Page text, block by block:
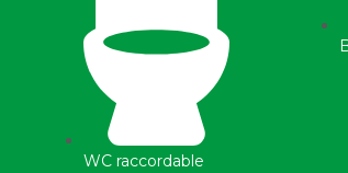
WC raccordable